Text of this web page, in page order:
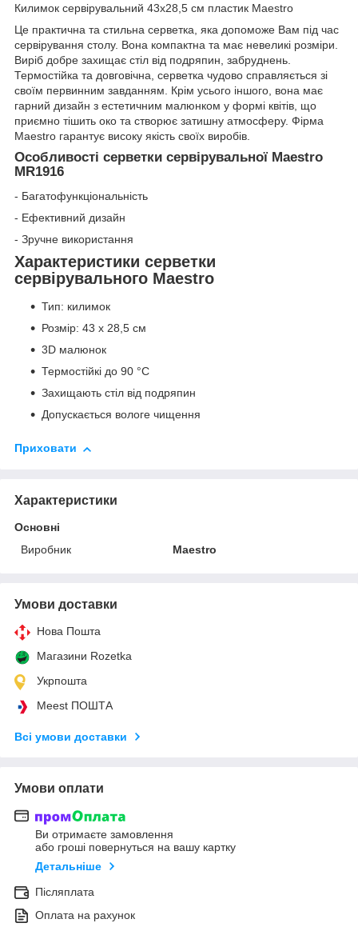
Килимок сервірувальний 43х28,5 см пластик Maestro
Це практична та стильна серветка, яка допоможе Вам під час
сервірування столу. Вона компактна та має невеликі розміри.
Виріб добре захищає стіл від подряпин, забруднень.
Термостійка та довговічна, серветка чудово справляється зі
своїм первинним завданням. Крім усього іншого, вона має
гарний дизайн з естетичним малюнком у формі квітів, що
приємно тішить око та створює затишну атмосферу. Фірма
Maestro гарантує високу якість своїх виробів.
Особливості серветки сервірувальної Maestro
MR1916
- Багатофункціональність
- Ефективний дизайн
- Зручне використання
Характеристики серветки
сервірувального Maestro
Тип: килимок
Розмір: 43 x 28,5 см
3D малюнок
Термостійкі до 90 °C
Захищають стіл від подряпин
Допускається вологе чищення
Приховати
Характеристики
Основні
Виробник
Maestro
Умови доставки
Нова Пошта
Магазини Rozetka
Укрпошта
Meest ПОШТА
Всі умови доставки
Умови оплати
Ви отримаєте замовлення
або гроші повернуться на вашу картку
Детальніше
Післяплата
Оплата на рахунок